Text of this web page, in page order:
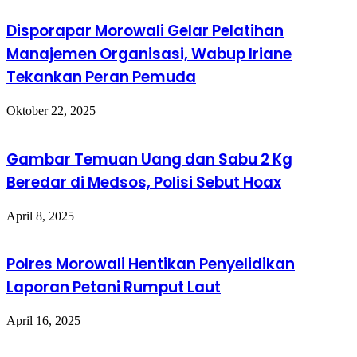
Disporapar Morowali Gelar Pelatihan
Manajemen Organisasi, Wabup Iriane
Tekankan Peran Pemuda
Oktober 22, 2025
Gambar Temuan Uang dan Sabu 2 Kg
Beredar di Medsos, Polisi Sebut Hoax
April 8, 2025
Polres Morowali Hentikan Penyelidikan
Laporan Petani Rumput Laut
April 16, 2025